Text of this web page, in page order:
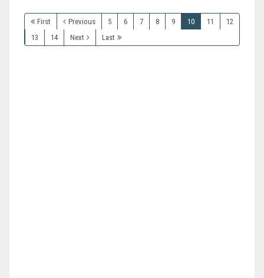
First Previous 5 6 7 8 9 10 11
12
13
14 Next Last